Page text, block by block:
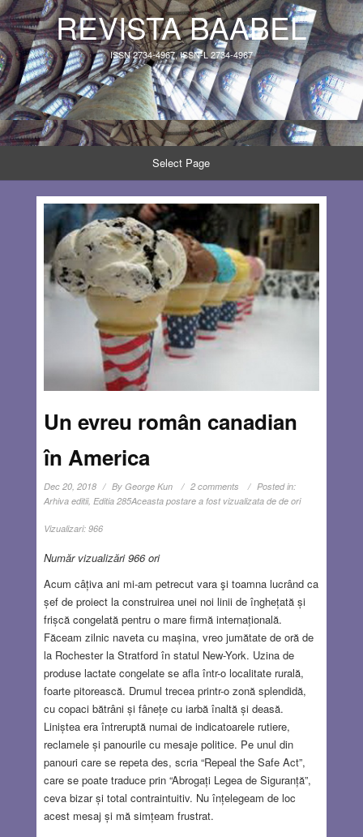
REVISTA BAABEL
ISSN 2734-4967, ISSN-L 2734-4967
Select Page
Un evreu român canadian
în America
Dec 20, 2018 By George Kun 2 comments
Posted in:
Arhiva editii, Editia 285Aceasta postare a fost vizualizata de de ori
Vizualizari: 966
Număr vizualizări 966 ori
Acum câțiva ani mi-am petrecut vara şi toamna lucrând ca
șef de proiect la construirea unei noi linii de înghețată și
frișcă congelată pentru o mare firmă internațională.
Făceam zilnic naveta cu mașina, vreo jumătate de oră de
la Rochester la Stratford în statul New-York. Uzina de
produse lactate congelate se afla într-o localitate rurală,
foarte pitorească. Drumul trecea printr-o zonă splendidă,
cu copaci bătrâni și fânețe cu iarbă înaltă și deasă.
Liniștea era întreruptă numai de indicatoarele rutiere,
reclamele și panourile cu mesaje politice. Pe unul din
panouri care se repeta des, scria “Repeal the Safe Act”,
care se poate traduce prin “Abrogați Legea de Siguranță”,
ceva bizar și total contraintuitiv. Nu înțelegeam de loc
acest mesaj și mă simțeam frustrat.